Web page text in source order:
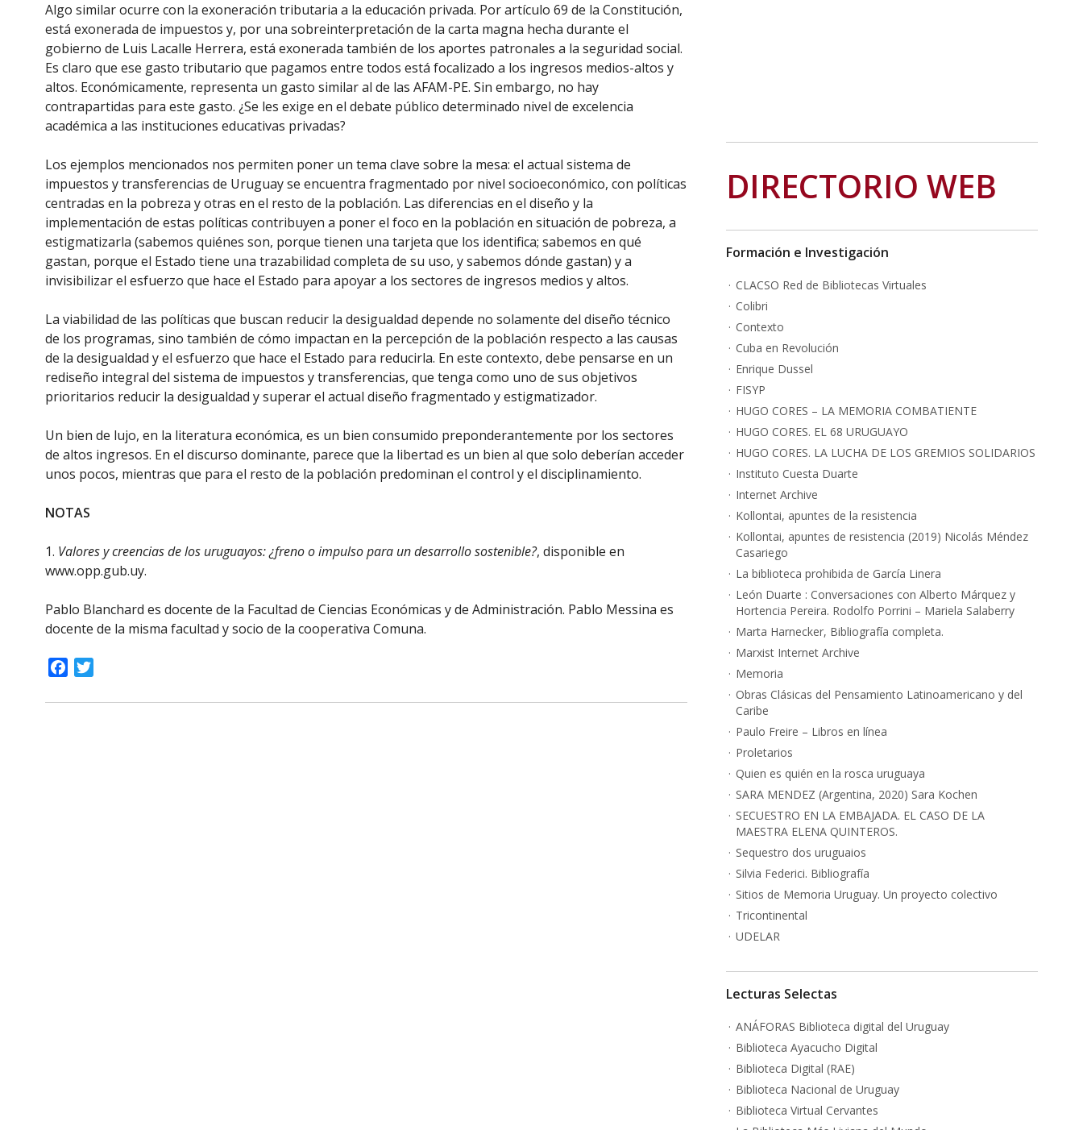
Algo similar ocurre con la exoneración tributaria a la educación privada. Por artículo 69 de la Constitución,
está exonerada de impuestos y, por una sobreinterpretación de la carta magna hecha durante el
gobierno de Luis Lacalle Herrera, está exonerada también de los aportes patronales a la seguridad social.
Es claro que ese gasto tributario que pagamos entre todos está focalizado a los ingresos medios-altos y
altos. Económicamente, representa un gasto similar al de las AFAM-PE. Sin embargo, no hay
contrapartidas para este gasto. ¿Se les exige en el debate público determinado nivel de excelencia
académica a las instituciones educativas privadas?
Los ejemplos mencionados nos permiten poner un tema clave sobre la mesa: el actual sistema de
impuestos y transferencias de Uruguay se encuentra fragmentado por nivel socioeconómico, con políticas
centradas en la pobreza y otras en el resto de la población. Las diferencias en el diseño y la
implementación de estas políticas contribuyen a poner el foco en la población en situación de pobreza, a
estigmatizarla (sabemos quiénes son, porque tienen una tarjeta que los identifica; sabemos en qué
gastan, porque el Estado tiene una trazabilidad completa de su uso, y sabemos dónde gastan) y a
invisibilizar el esfuerzo que hace el Estado para apoyar a los sectores de ingresos medios y altos.
La viabilidad de las políticas que buscan reducir la desigualdad depende no solamente del diseño técnico
de los programas, sino también de cómo impactan en la percepción de la población respecto a las causas
de la desigualdad y el esfuerzo que hace el Estado para reducirla. En este contexto, debe pensarse en un
rediseño integral del sistema de impuestos y transferencias, que tenga como uno de sus objetivos
prioritarios reducir la desigualdad y superar el actual diseño fragmentado y estigmatizador.
Un bien de lujo, en la literatura económica, es un bien consumido preponderantemente por los sectores
de altos ingresos. En el discurso dominante, parece que la libertad es un bien al que solo deberían acceder
unos pocos, mientras que para el resto de la población predominan el control y el disciplinamiento.
NOTAS
1. Valores y creencias de los uruguayos: ¿freno o impulso para un desarrollo sostenible?, disponible en
www.opp.gub.uy.
Pablo Blanchard es docente de la Facultad de Ciencias Económicas y de Administración. Pablo Messina es
docente de la misma facultad y socio de la cooperativa Comuna.
Facebook
DIRECTORIO WEB
Formación e Investigación
CLACSO Red de Bibliotecas Virtuales
Colibri
Contexto
Cuba en Revolución
Enrique Dussel
FISYP
HUGO CORES – LA MEMORIA COMBATIENTE
HUGO CORES. EL 68 URUGUAYO
HUGO CORES. LA LUCHA DE LOS GREMIOS SOLIDARIOS
Instituto Cuesta Duarte
Internet Archive
Kollontai, apuntes de la resistencia
Kollontai, apuntes de resistencia (2019) Nicolás Méndez
Casariego
La biblioteca prohibida de García Linera
León Duarte : Conversaciones con Alberto Márquez y
Hortencia Pereira. Rodolfo Porrini – Mariela Salaberry
Marta Harnecker, Bibliografía completa.
Marxist Internet Archive
Memoria
Obras Clásicas del Pensamiento Latinoamericano y del
Caribe
Paulo Freire – Libros en línea
Proletarios
Quien es quién en la rosca uruguaya
SARA MENDEZ (Argentina, 2020) Sara Kochen
SECUESTRO EN LA EMBAJADA. EL CASO DE LA
MAESTRA ELENA QUINTEROS.
Sequestro dos uruguaios
Silvia Federici. Bibliografía
Sitios de Memoria Uruguay. Un proyecto colectivo
Tricontinental
UDELAR
Lecturas Selectas
ANÁFORAS Biblioteca digital del Uruguay
Biblioteca Ayacucho Digital
Biblioteca Digital (RAE)
Biblioteca Nacional de Uruguay
Biblioteca Virtual Cervantes